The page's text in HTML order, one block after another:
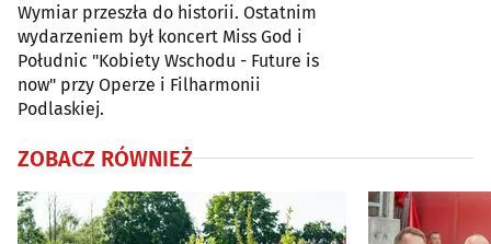
Wymiar przeszła do historii. Ostatnim
wydarzeniem był koncert Miss God i
Południc "Kobiety Wschodu - Future is
now" przy Operze i Filharmonii
Podlaskiej.
ZOBACZ RÓWNIEŻ